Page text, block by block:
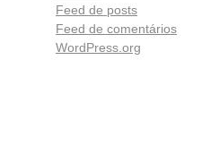
Feed de posts
Feed de comentários
WordPress.org